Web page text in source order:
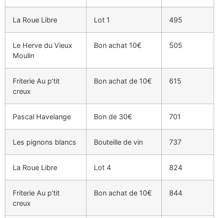
La Roue Libre Lot 1 495
Le Herve du Vieux
Moulin
Bon achat 10€ 505
Friterie Au p’tit
creux
Bon achat de 10€ 615
Pascal Havelange Bon de 30€ 701
Les pignons blancs Bouteille de vin 737
La Roue Libre Lot 4 824
Friterie Au p’tit
creux
Bon achat de 10€ 844